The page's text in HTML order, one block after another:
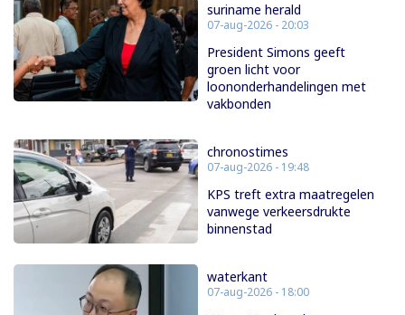
suriname herald
07-aug-2026 - 20:03
President Simons geeft
groen licht voor
loononderhandelingen met
vakbonden
chronostimes
07-aug-2026 - 19:48
KPS treft extra maatregelen
vanwege verkeersdrukte
binnenstad
waterkant
07-aug-2026 - 18:00